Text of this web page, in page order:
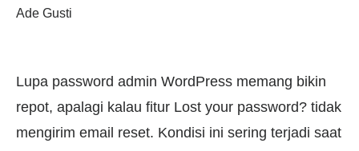
Ade Gusti
Lupa password admin WordPress memang bikin
repot, apalagi kalau fitur Lost your password? tidak
mengirim email reset. Kondisi ini sering terjadi saat